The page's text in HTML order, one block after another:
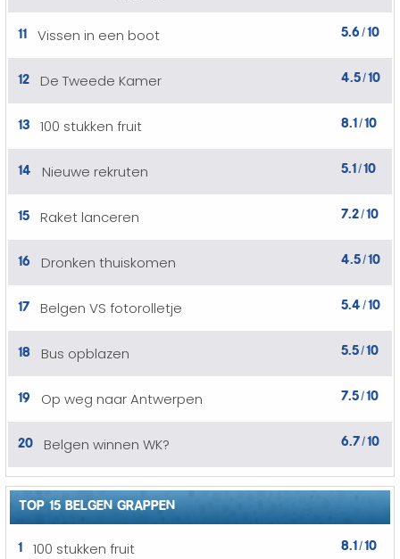
11 Vissen in een boot 5.6 /10
12 De Tweede Kamer 4.5/10
13 100 stukken fruit 8.1/10
14 Nieuwe rekruten 5.1/10
15 Raket lanceren 7.2/10
16 Dronken thuiskomen 4.5/10
17 Belgen VS fotorolletje 5.4 /10
18 Bus opblazen 5.5/10
19 Op weg naar Antwerpen 7.5/10
20 Belgen winnen WK? 6.7/10
TOP 15 BELGEN GRAPPEN
1 100 stukken fruit 8.1/10